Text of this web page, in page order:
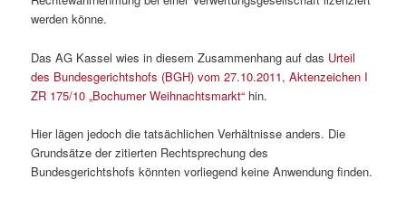
werden könne.
Das AG Kassel wies in diesem Zusammenhang auf das Urteil
des Bundesgerichtshofs (BGH) vom 27.10.2011, Aktenzeichen I
ZR 175/10 „Bochumer Weihnachtsmarkt“ hin.
Hier lägen jedoch die tatsächlichen Verhältnisse anders. Die
Grundsätze der zitierten Rechtsprechung des
Bundesgerichtshofs könnten vorliegend keine Anwendung finden.